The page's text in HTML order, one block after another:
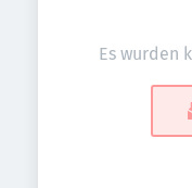
Es wurden